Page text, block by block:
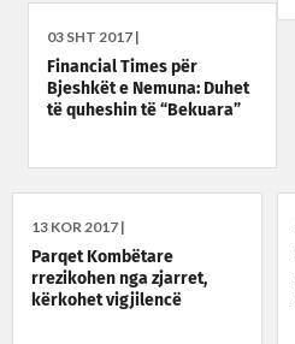
03 SHT 2017 |
Financial Times për
Bjeshkët e Nemuna: Duhet
të quheshin të “Bekuara”
13 KOR 2017 |
Parqet Kombëtare
rrezikohen nga zjarret,
kërkohet vigjilencë